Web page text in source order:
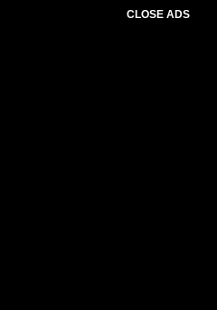
CLOSE ADS